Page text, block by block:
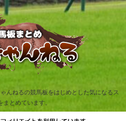
んねるの競馬板をはじめとした気になるス
まとめています。